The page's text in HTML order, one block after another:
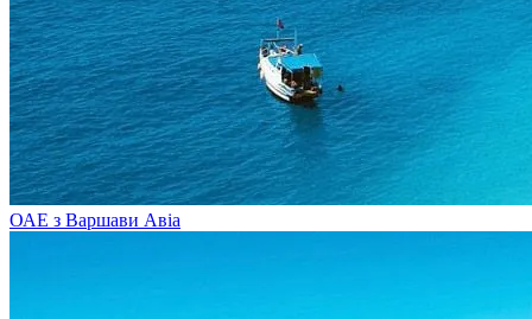
ОАЕ з Варшави Авіа